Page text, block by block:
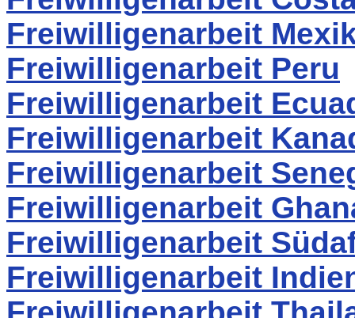
Freiwilligenarbeit
Freiwilligenarbeit Peru
Freiwilligenarbeit
Freiwilligenarbeit
Freiwilligenarbeit
Freiwilligenarbeit
Freiwilligenarbeit
Freiwilligenarbeit